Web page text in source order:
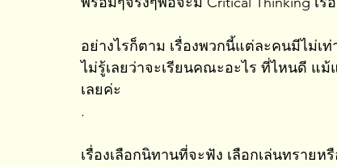
อย่างไรก็ตาม เรื่องพวกนี้แต่ละคนมีไม่เ
ไม่รู้เลยว่าจะเรียนคณะอะไร ที่ไหนดี
เลยค่ะ
.
เรื่องเลือกนิทานที่จะฟัง เลือกเล่นทรายห